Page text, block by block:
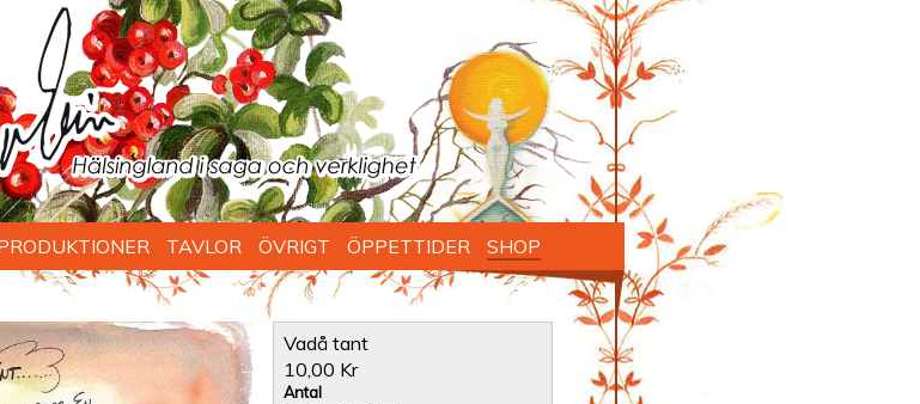
TAVLOR ÖVRIGT ÖPPETTIDER SHOP
Vadå tant
10,00 Kr
Antal